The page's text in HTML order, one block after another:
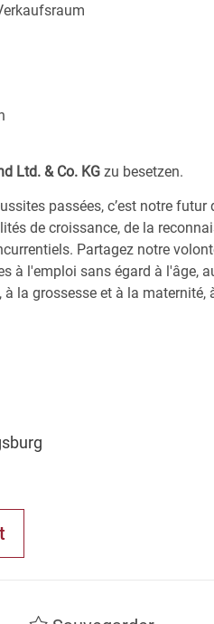
Ltd. & Co. KG zu besetzen.
passées, c’est notre
de croissance, de la
Partagez notre
à l'emploi sans égard à l'âge,
la grossesse et à la